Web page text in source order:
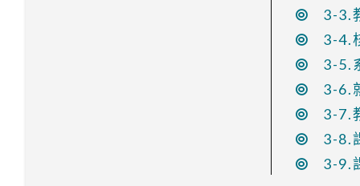
3-3.
3-4.
3-5.
3-6.
3-7.
3-8.
3-9.